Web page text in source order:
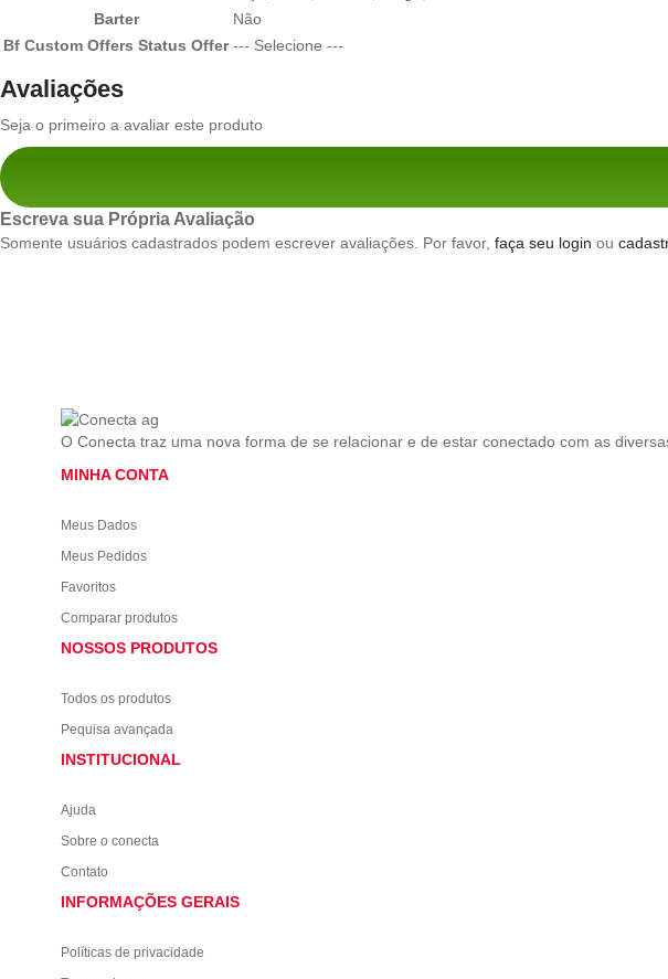
Barter
Não
Bf Custom Offers Status Offer --- Selecione ---
Avaliações
Seja o primeiro a avaliar este produto
Escreva sua Própria Avaliação
Somente usuários cadastrados podem escrever avaliações. Por favor, faça seu login ou
O Conecta traz uma nova forma de se relacionar e de estar conectado com as
MINHA CONTA
Meus Dados
Meus Pedidos
Favoritos
Comparar produtos
NOSSOS PRODUTOS
Todos os produtos
Pequisa avançada
INSTITUCIONAL
Ajuda
Sobre o conecta
Contato
INFORMAÇÕES GERAIS
Políticas de privacidade